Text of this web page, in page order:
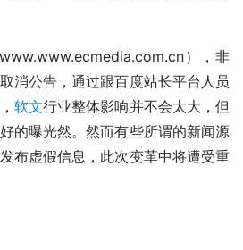
消公告，通过跟百度站长平台人员
软文行业整体影响并不会太大，但
的曝光然。然而有些所谓的新闻源
布虚假信息，此次变革中将遭受重